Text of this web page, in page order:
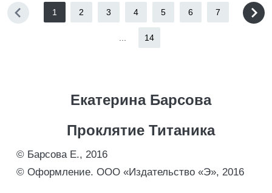
1 2 3 4 5 6 7
14
Екатерина Барсова
Проклятие Титаника
© Барсова Е., 2016
© Оформление. ООО «Издательство «Э», 2016